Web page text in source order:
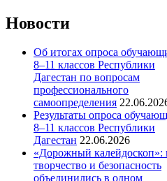
Новости
Об итогах опроса
8–11 классов Республики
Дагестан по вопросам
профессионального
самоопределения
Результаты опроса
8–11 классов Республики
Дагестан 22.06.2026
«Дорожный калейдоскоп»:
творчество и безопасность
объединились в одном